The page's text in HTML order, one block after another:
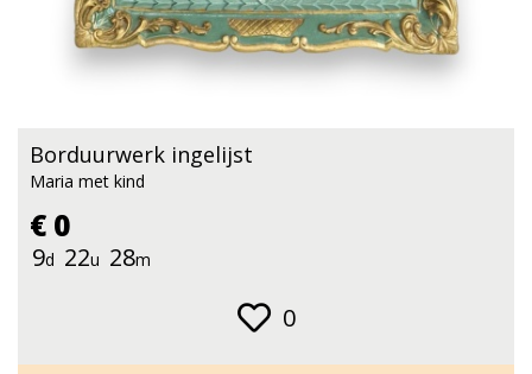
Borduurwerk ingelijst
Maria met kind
€ 0
9d 22u 28m
0